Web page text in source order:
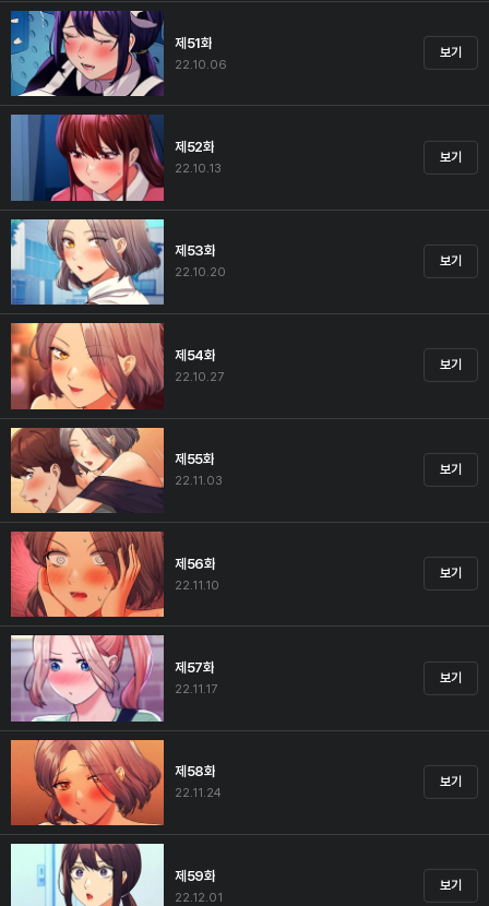
제51화
22.10.06
보기
제52화
22.10.13
보기
제53화
22.10.20
보기
제54화
22.10.27
보기
제55화
22.11.03
보기
제56화
22.11.10
보기
제57화
22.11.17
보기
제58화
22.11.24
보기
제59화
22.12.01
보기